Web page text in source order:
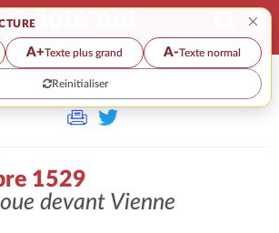
×
A+Texte plus grand A-Texte normal
Reinitialiser
1529
devant Vienne